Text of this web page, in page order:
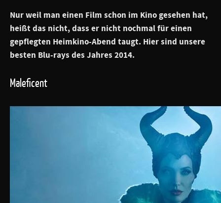
Nur weil man einen Film schon im Kino gesehen hat,
heißt das nicht, dass er nicht nochmal für einen
gepflegten Heimkino-Abend taugt. Hier sind unsere
besten Blu-rays des Jahres 2014.
Maleficent